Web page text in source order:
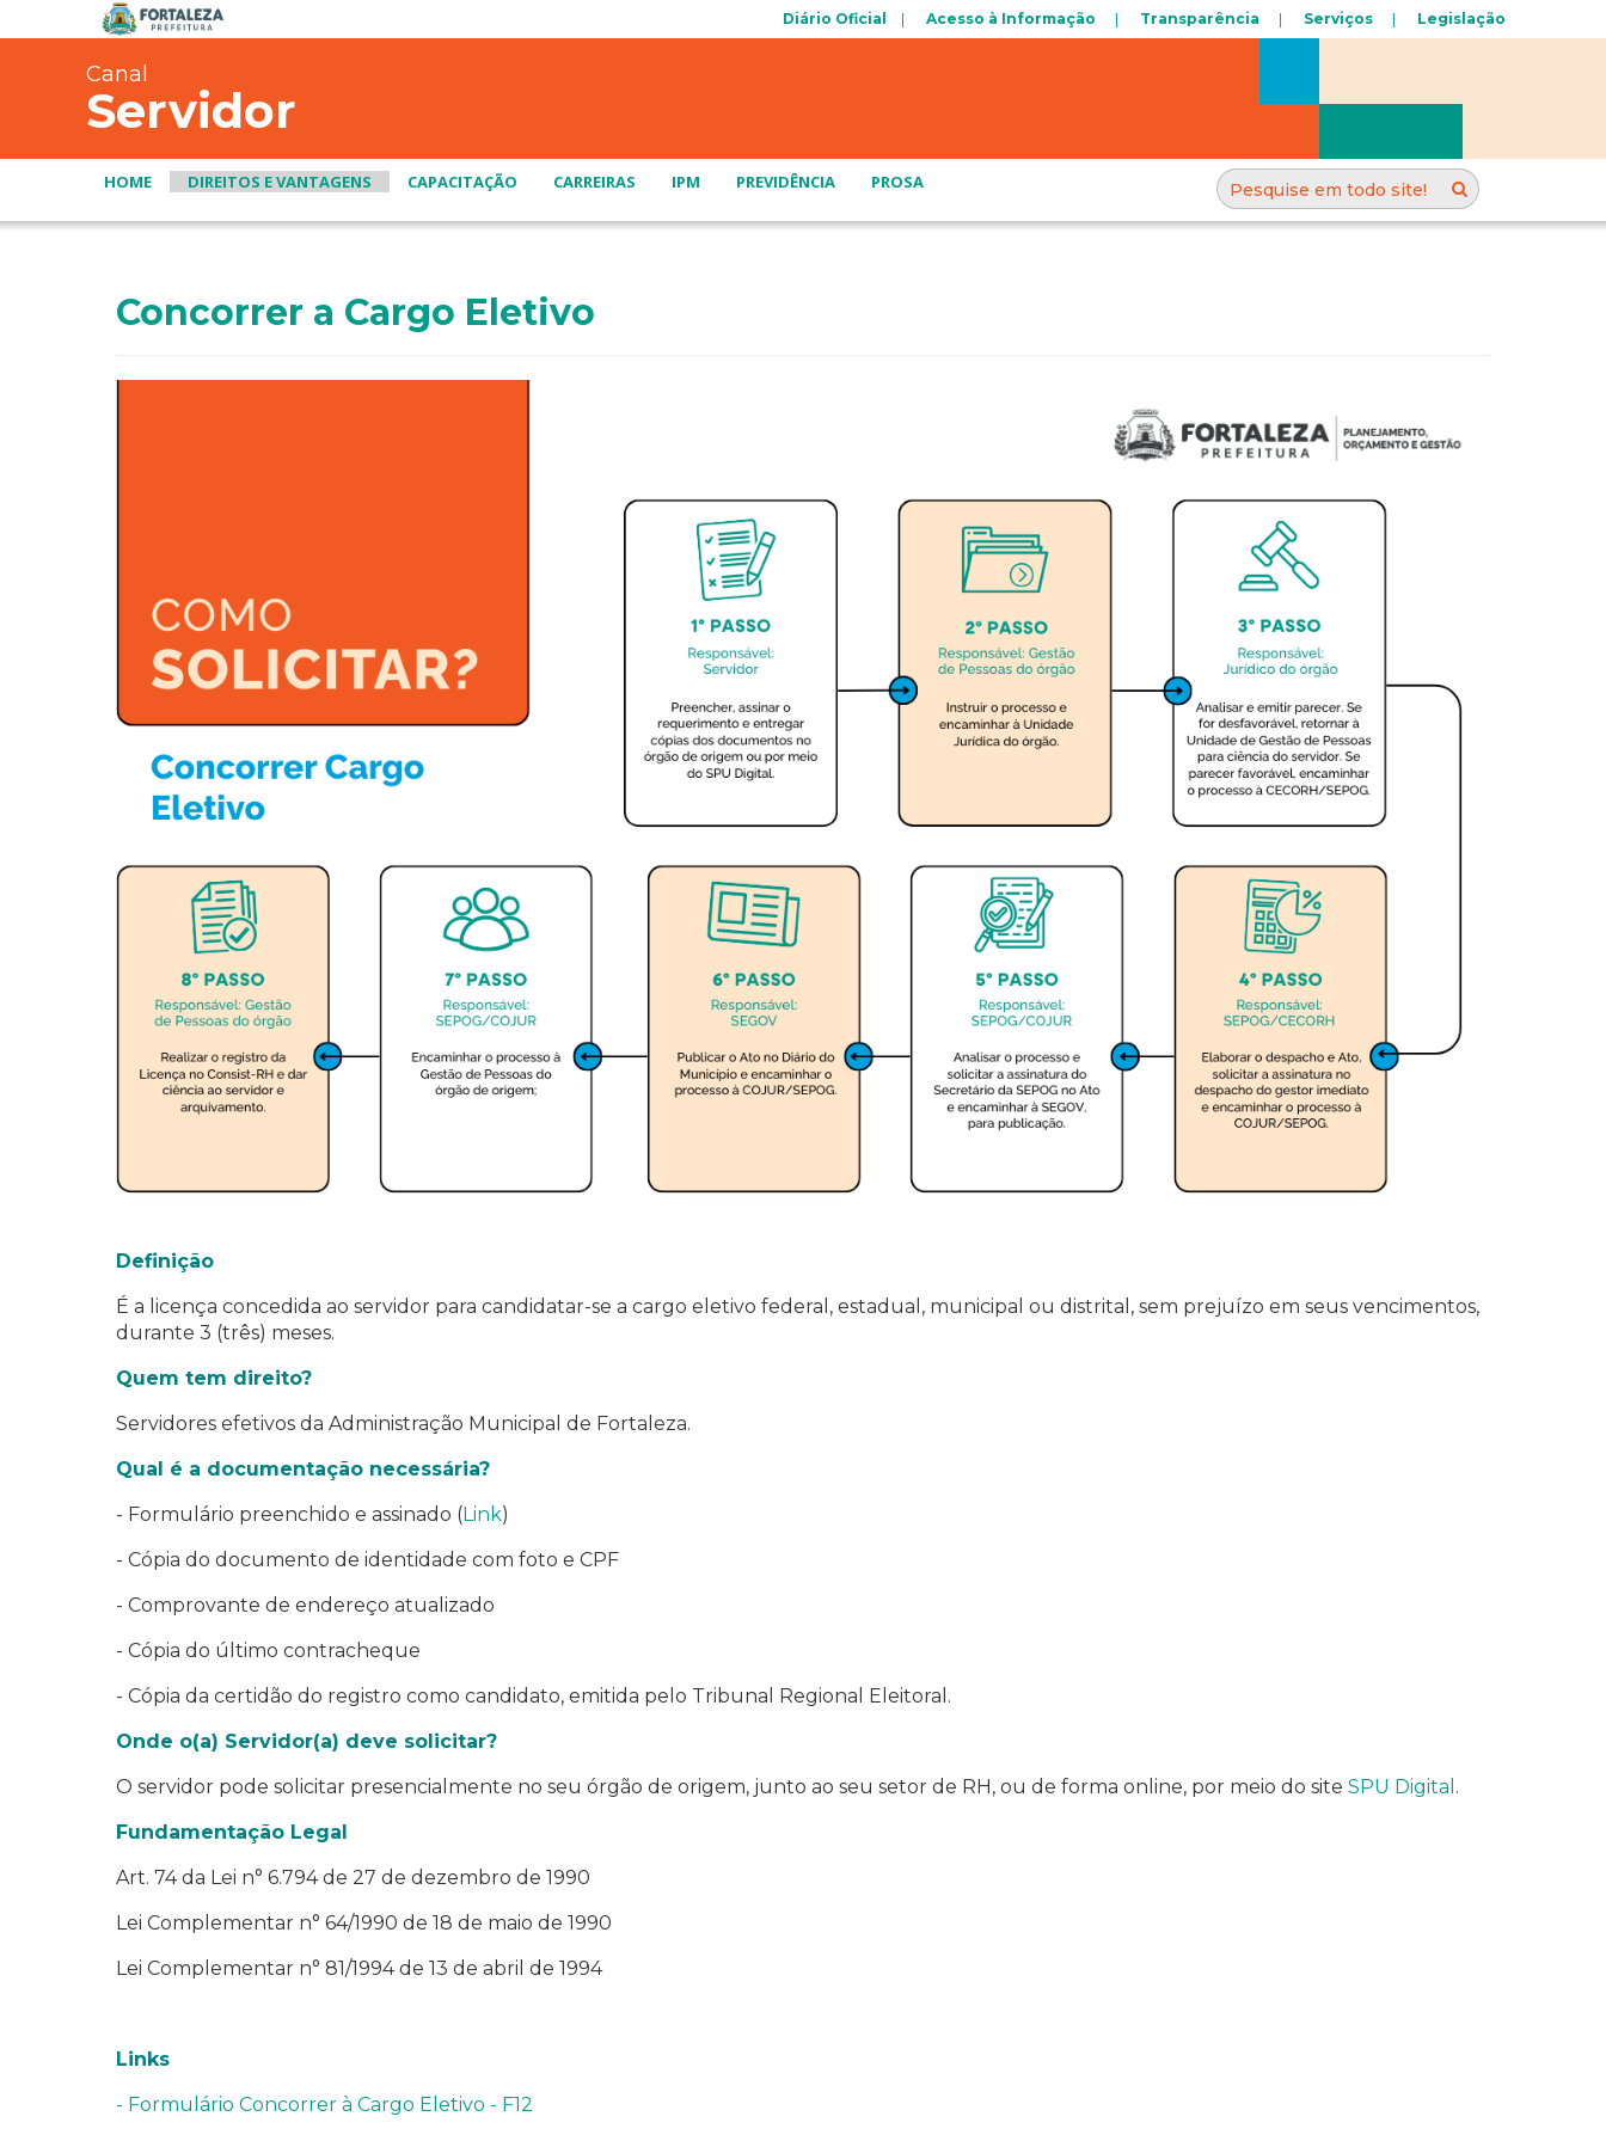
Diário Oficial Acesso à Informação Transparência Serviços Legislação
Canal
Servidor
HOME DIREITOS E VANTAGENS CAPACITAÇÃO CARREIRAS IPM PREVIDÊNCIA PROSA
Concorrer a Cargo Eletivo
Definição
É a licença concedida ao servidor para candidatar-se a cargo eletivo federal, estadual, municipal ou distrital, sem prejuízo em seus vencimentos,
durante 3 (três) meses.
Quem tem direito?
Servidores efetivos da Administração Municipal de Fortaleza.
Qual é a documentação necessária?
- Formulário preenchido e assinado (Link)
- Cópia do documento de identidade com foto e CPF
- Comprovante de endereço atualizado
- Cópia do último contracheque
- Cópia da certidão do registro como candidato, emitida pelo Tribunal Regional Eleitoral.
Onde o(a) Servidor(a) deve solicitar?
O servidor pode solicitar presencialmente no seu órgão de origem, junto ao seu setor de RH, ou de forma online, por meio do site SPU Digital .
Fundamentação Legal
Art. 74 da Lei n° 6.794 de 27 de dezembro de 1990
Lei Complementar n° 64/1990 de 18 de maio de 1990
Lei Complementar n° 81/1994 de 13 de abril de 1994
Links
- Formulário Concorrer à Cargo Eletivo - F12